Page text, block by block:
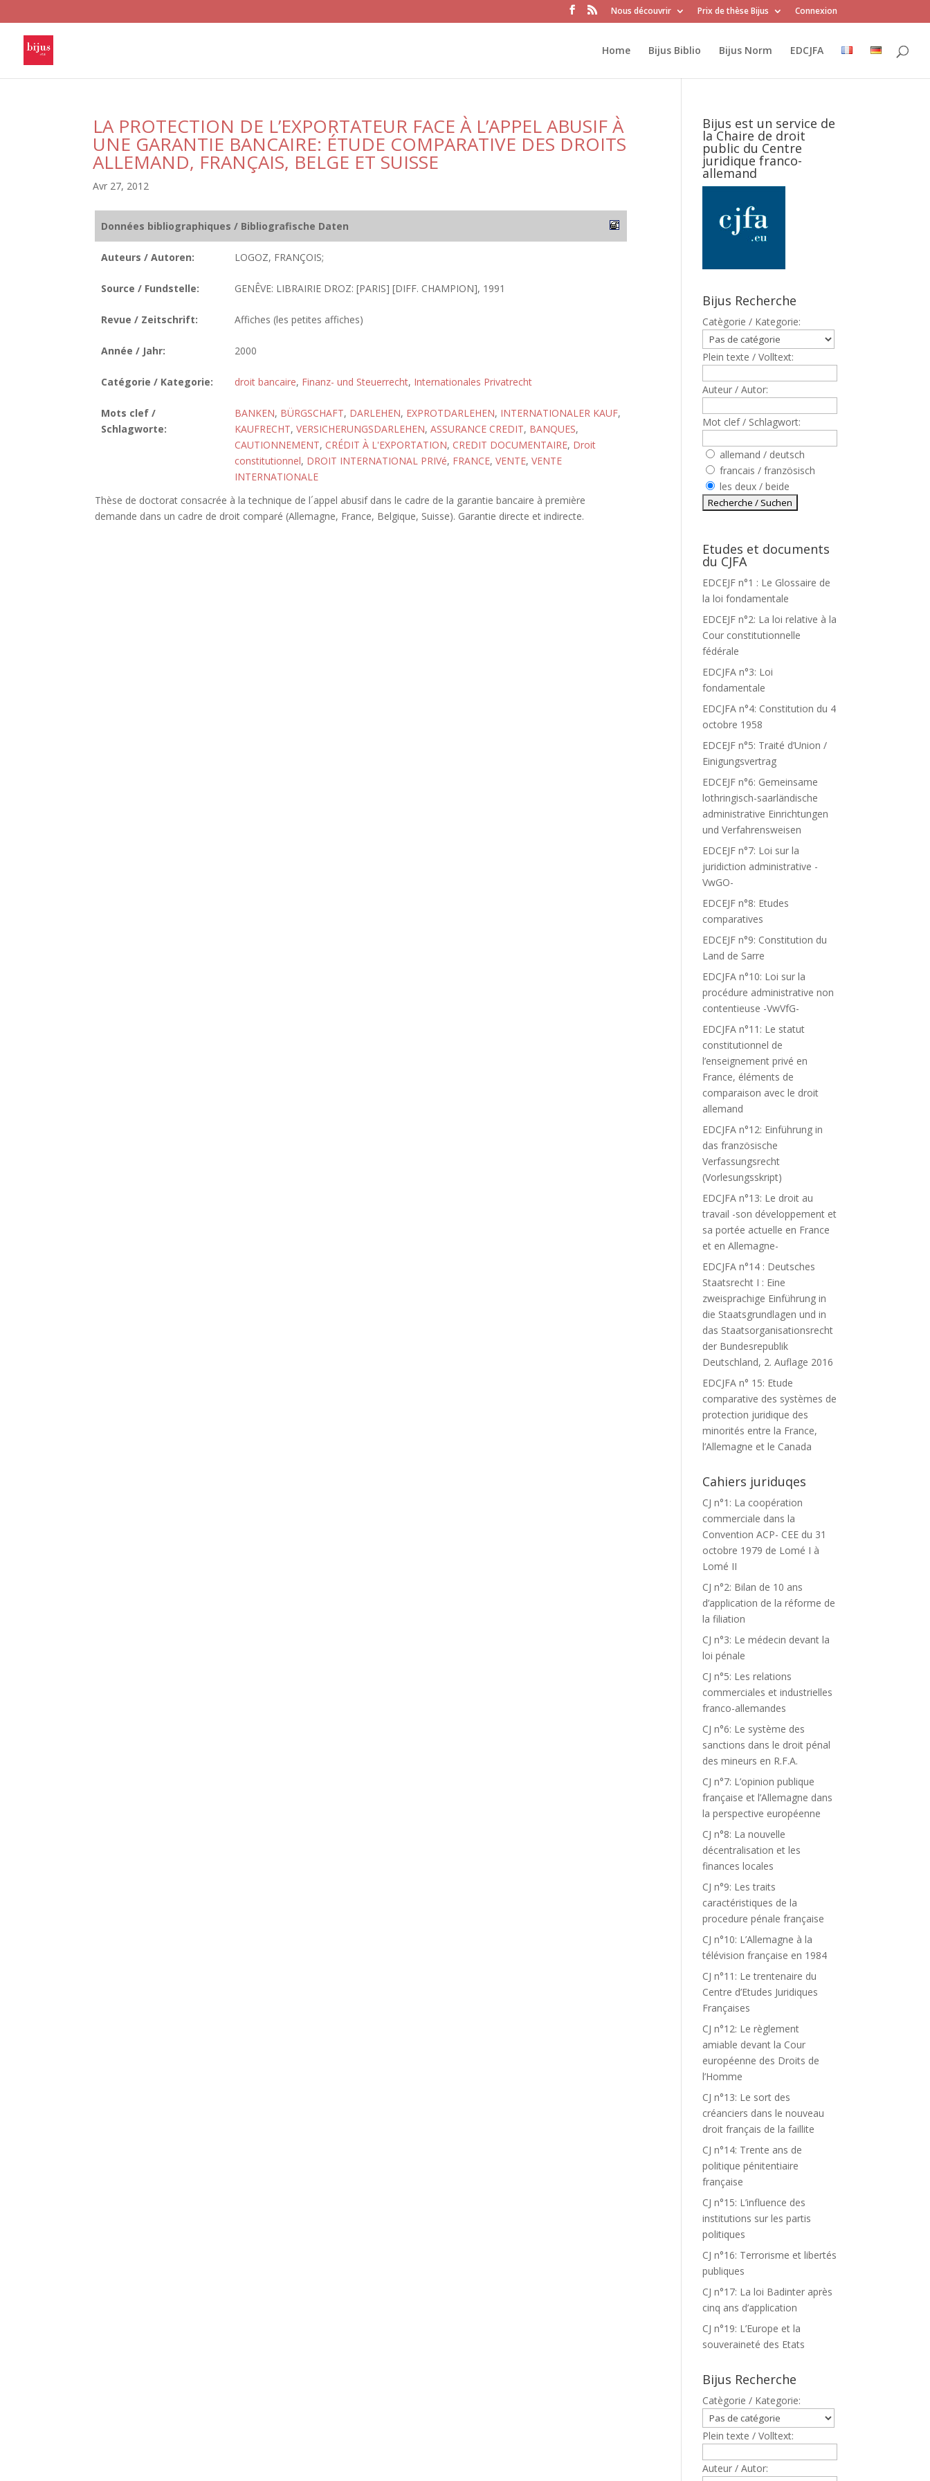
Nous découvrir Prix de thèse Bijus Connexion
Home Bijus Biblio Bijus Norm EDCJFA
LA PROTECTION DE L’EXPORTATEUR FACE À L’APPEL ABUSIF À
UNE GARANTIE BANCAIRE: ÉTUDE COMPARATIVE DES DROITS
ALLEMAND, FRANÇAIS, BELGE ET SUISSE
Avr 27, 2012
Données bibliographiques / Bibliografische Daten
Auteurs / Autoren: LOGOZ, FRANÇOIS;
Source / Fundstelle: GENÊVE: LIBRAIRIE DROZ: [PARIS] [DIFF. CHAMPION], 1991
Revue / Zeitschrift: Affiches (les petites affiches)
Année / Jahr: 2000
Catégorie / Kategorie: droit bancaire, Finanz- und Steuerrecht, Internationales Privatrecht
Mots clef /
Schlagworte:
BANKEN, BÜRGSCHAFT, DARLEHEN, EXPROTDARLEHEN, INTERNATIONALER KAUF,
KAUFRECHT, VERSICHERUNGSDARLEHEN, ASSURANCE CREDIT, BANQUES,
CAUTIONNEMENT, CRÉDIT À L'EXPORTATION, CREDIT DOCUMENTAIRE, Droit
constitutionnel, DROIT INTERNATIONAL PRIVé, FRANCE, VENTE, VENTE
INTERNATIONALE
Thèse de doctorat consacrée à la technique de l´appel abusif dans le cadre de la garantie bancaire à première
demande dans un cadre de droit comparé (Allemagne, France, Belgique, Suisse). Garantie directe et indirecte.
Bijus est un service de
la Chaire de droit
public du Centre
juridique franco-
allemand
Bijus Recherche
Catègorie / Kategorie:
Plein texte / Volltext:
Auteur / Autor:
Mot clef / Schlagwort:
allemand / deutsch
francais / französisch
les deux / beide
Etudes et documents
du CJFA
EDCEJF n°1 : Le Glossaire de
la loi fondamentale
EDCEJF n°2: La loi relative à la
Cour constitutionnelle
fédérale
EDCJFA n°3: Loi
fondamentale
EDCJFA n°4: Constitution du 4
octobre 1958
EDCEJF n°5: Traité d’Union /
Einigungsvertrag
EDCEJF n°6: Gemeinsame
lothringisch-saarländische
administrative Einrichtungen
und Verfahrensweisen
EDCEJF n°7: Loi sur la
juridiction administrative -
VwGO-
EDCEJF n°8: Etudes
comparatives
EDCEJF n°9: Constitution du
Land de Sarre
EDCJFA n°10: Loi sur la
procédure administrative non
contentieuse -VwVfG-
EDCJFA n°11: Le statut
constitutionnel de
l’enseignement privé en
France, éléments de
comparaison avec le droit
allemand
EDCJFA n°12: Einführung in
das französische
Verfassungsrecht
(Vorlesungsskript)
EDCJFA n°13: Le droit au
travail -son développement et
sa portée actuelle en France
et en Allemagne-
EDCJFA n°14 : Deutsches
Staatsrecht I : Eine
zweisprachige Einführung in
die Staatsgrundlagen und in
das Staatsorganisationsrecht
der Bundesrepublik
Deutschland, 2. Auflage 2016
EDCJFA n° 15: Etude
comparative des systèmes de
protection juridique des
minorités entre la France,
l’Allemagne et le Canada
Cahiers juriduqes
CJ n°1: La coopération
commerciale dans la
Convention ACP- CEE du 31
octobre 1979 de Lomé I à
Lomé II
CJ n°2: Bilan de 10 ans
d’application de la réforme de
la filiation
CJ n°3: Le médecin devant la
loi pénale
CJ n°5: Les relations
commerciales et industrielles
franco-allemandes
CJ n°6: Le système des
sanctions dans le droit pénal
des mineurs en R.F.A.
CJ n°7: L’opinion publique
française et l’Allemagne dans
la perspective européenne
CJ n°8: La nouvelle
décentralisation et les
finances locales
CJ n°9: Les traits
caractéristiques de la
procedure pénale française
CJ n°10: L’Allemagne à la
télévision française en 1984
CJ n°11: Le trentenaire du
Centre d’Etudes Juridiques
Françaises
CJ n°12: Le règlement
amiable devant la Cour
européenne des Droits de
l’Homme
CJ n°13: Le sort des
créanciers dans le nouveau
droit français de la faillite
CJ n°14: Trente ans de
politique pénitentiaire
française
CJ n°15: L’influence des
institutions sur les partis
politiques
CJ n°16: Terrorisme et libertés
publiques
CJ n°17: La loi Badinter après
cinq ans d’application
CJ n°19: L’Europe et la
souveraineté des Etats
Bijus Recherche
Catègorie / Kategorie:
Plein texte / Volltext:
Auteur / Autor: